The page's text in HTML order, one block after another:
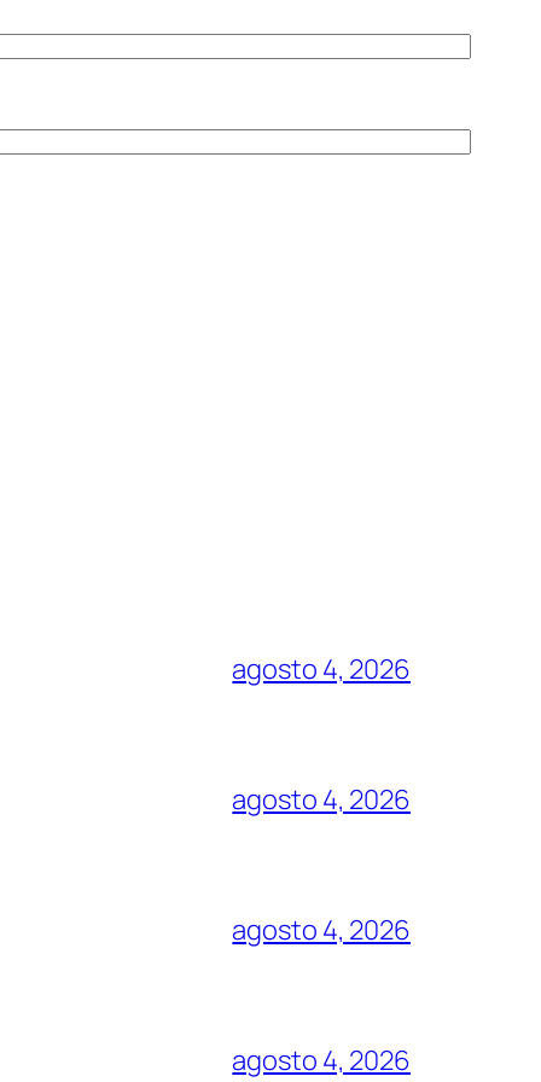
agosto 4, 2026
agosto 4, 2026
agosto 4, 2026
agosto 4, 2026